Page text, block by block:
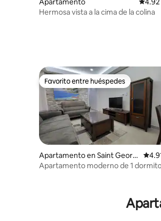
Hermosa vista a la cima de la colina
Favorito entre huéspedes
Favorito entre huéspedes
Apartamento en Saint Georg
e's
Apartamento moderno de 1